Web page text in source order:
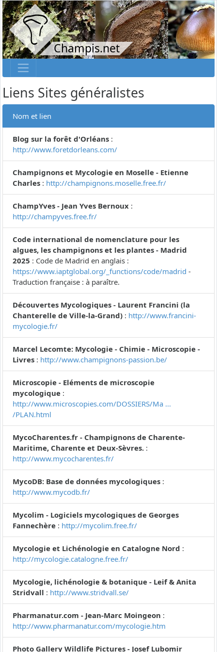
Champis.net
Liens Sites généralistes
Nom et lien
Blog sur la forêt d'Orléans :
http://www.foretdorleans.com/
Champignons et Mycologie en Moselle - Etienne
Charles : http://champignons.moselle.free.fr/
ChampYves - Jean Yves Bernoux :
http://champyves.free.fr/
Code international de nomenclature pour les
algues, les champignons et les plantes - Madrid
2025 : Code de Madrid en anglais :
https://www.iaptglobal.org/_functions/code/madrid -
Traduction française : à paraître.
Découvertes Mycologiques - Laurent Francini (la
Chanterelle de Ville-la-Grand) : http://www.francini-
mycologie.fr/
Marcel Lecomte: Mycologie - Chimie - Microscopie -
Livres : http://www.champignons-passion.be/
Microscopie - Eléments de microscopie
mycologique :
http://www.microscopies.com/DOSSIERS/Ma ...
/PLAN.html
MycoCharentes.fr - Champignons de Charente-
Maritime, Charente et Deux-Sèvres. :
http://www.mycocharentes.fr/
MycoDB: Base de données mycologiques :
http://www.mycodb.fr/
Mycolim - Logiciels mycologiques de Georges
Fannechère : http://mycolim.free.fr/
Mycologie et Lichénologie en Catalogne Nord :
http://mycologie.catalogne.free.fr/
Mycologie, lichénologie & botanique - Leif & Anita
Stridvall : http://www.stridvall.se/
Pharmanatur.com - Jean-Marc Moingeon :
http://www.pharmanatur.com/mycologie.htm
Photo Gallery Wildlife Pictures - Josef Lubomir